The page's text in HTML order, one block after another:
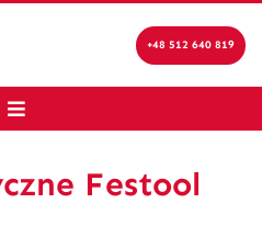
+48 512 640 819
Festool